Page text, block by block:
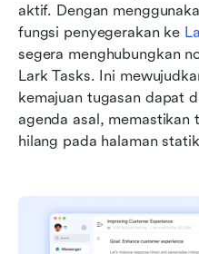
aktif. Dengan
fungsi penyegerakan ke
segera menghubungkan
Lark Tasks. Ini
kemajuan tugasan dapat
agenda asal,
hilang pada halaman